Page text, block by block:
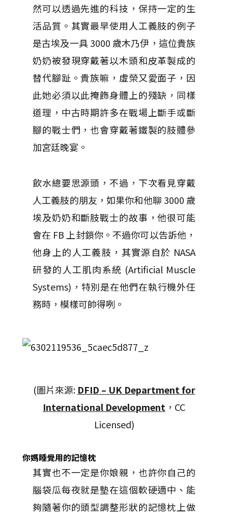
然可以透過先進的科技，保持一定的生
活品質。其實最早使用人工義肢的例子
是古埃及一具 3000 歲木乃伊，這位貴族
奶奶被發現穿戴著以木頭和皮革製成的
替代腳趾。貴族嘛，虛榮又愛面子，因
此她必須以此掩飾身體上的殘缺，同樣
道理，中古時期許多在戰場上斷手或斷
腳的戰士們，也會穿戴著鐵製的肢體參
加宮廷晚宴。
飲水總要思源頭，不過，下次看見穿戴
人工義肢的朋友，如果你和他聊 3000 歲
埃及奶奶和斷肢戰士的故事，他很可能
會在 FB 上封鎖你。不過你可以告訴他，
他身上的人工義肢，其實源自於 NASA
研發的人工肌肉系統 (Artificial Muscle
Systems)，特別是在他們在執行機外任
務時，模樣可帥得咧。
(圖片來源: DFID – UK Department for
International Development ，CC
Licensed)
你媽睡覺用的記憶枕
其實也不一定是你娘親，也許你自己的
腦袋瓜每夜就是墊在這個軟硬適中、能
夠隨著你的頭型調整形狀的記憶枕上做